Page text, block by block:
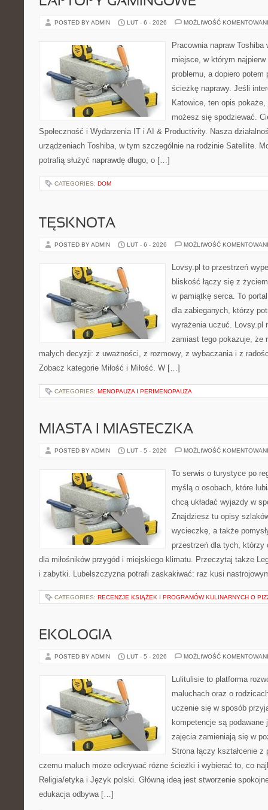
POSTED BY ADMIN LUT - 6 - 2026 MOŻLIWOŚĆ
Pracownia napraw
miejsce, w którym
problemu, a dopiero potem
ścieżkę naprawy. Jeśli
Katowice, ten opis
możesz się spodziewać.
Społeczność i Wydarzenia IT i AI & Productivity. Nasza
urządzeniach Toshiba, w tym szczególnie na rodzinie Satellite.
potrafią służyć naprawdę długo, o […]
CATEGORIES: DOM
TĘSKNOTA
POSTED BY ADMIN LUT - 6 - 2026 MOŻLIWOŚĆ
Lovsy.pl to przestrzeń
bliskość łączy się z
w pamiątkę serca. To
dla zabieganych, którzy
wyrażenia uczuć. Lovsy.pl
zamiast tego pokazuje, że
małych decyzji: z uważności, z rozmowy, z wybaczania i z
Zobacz kategorie Miłość i Miłość. W […]
CATEGORIES: MENOPAUZA I PERIMENOPAUZA
MIASTA I MIASTECZKA
POSTED BY ADMIN LUT - 5 - 2026 MOŻLIWOŚĆ
To serwis o turystyce po
myślą o osobach, które
chcą układać wyjazdy w
Znajdziesz tu opisy
wycieczkę, a także
przestrzeń dla tych, którzy
dla miłośników przygód i miejskiego klimatu. Przeczytaj także
i zabytki. Lubelszczyzna potrafi zaskakiwać: raz kusi
CATEGORIES: RECENZJE KSIĄŻEK I PROGRAMÓW KULINARNYCH O
EKOLOGIA
POSTED BY ADMIN LUT - 5 - 2026 MOŻLIWOŚĆ
Lulitulisie to platforma
maluchach oraz o
uczenie się w sposób
kompetencje są
zajęcia zamieniają się w
Strona łączy kształcenie z
czemu maluch może odkrywać różne ścieżki i wybierać to, co
Religia/etyka i Język polski. Główną ideą jest stworzenie
edukacja odbywa […]